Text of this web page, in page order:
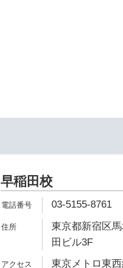
早稲田校
03-5155-8761
東京都新宿区
田ビル3F
東京メトロ東